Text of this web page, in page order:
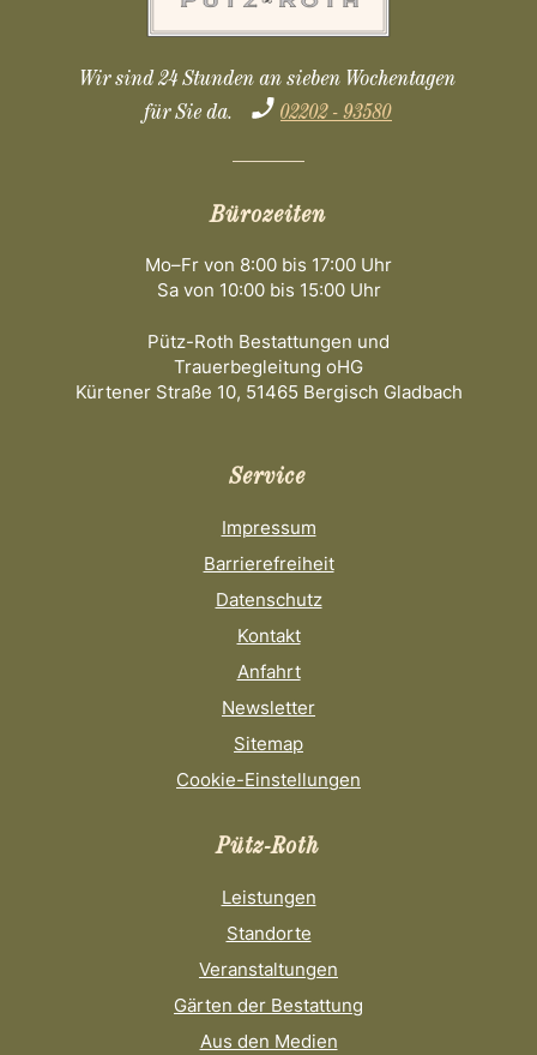
Wir sind 24 Stunden an sieben Wochentagen
für Sie da.
02202 - 93580
Bürozeiten
Mo–Fr von 8:00 bis 17:00 Uhr
Sa von 10:00 bis 15:00 Uhr
Pütz-Roth Bestattungen und
Trauerbegleitung oHG
Kürtener Straße 10, 51465 Bergisch Gladbach
Service
Impressum
Barrierefreiheit
Datenschutz
Kontakt
Anfahrt
Newsletter
Sitemap
Cookie-Einstellungen
Pütz-Roth
Leistungen
Standorte
Veranstaltungen
Gärten der Bestattung
Aus den Medien